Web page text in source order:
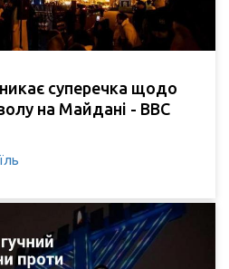
суперечка щодо
на Майдані - BBC